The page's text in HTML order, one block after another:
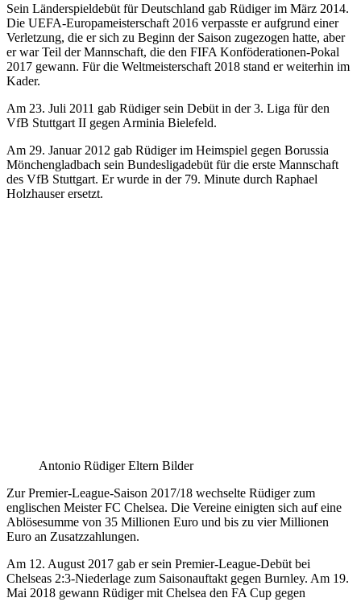
Sein Länderspieldebüt für Deutschland gab Rüdiger im März 2014.
Die UEFA-Europameisterschaft 2016 verpasste er aufgrund einer
Verletzung, die er sich zu Beginn der Saison zugezogen hatte, aber
er war Teil der Mannschaft, die den FIFA Konföderationen-Pokal
2017 gewann. Für die Weltmeisterschaft 2018 stand er weiterhin im
Kader.
Am 23. Juli 2011 gab Rüdiger sein Debüt in der 3. Liga für den
VfB Stuttgart II gegen Arminia Bielefeld.
Am 29. Januar 2012 gab Rüdiger im Heimspiel gegen Borussia
Mönchengladbach sein Bundesligadebüt für die erste Mannschaft
des VfB Stuttgart. Er wurde in der 79. Minute durch Raphael
Holzhauser ersetzt.
Antonio Rüdiger Eltern Bilder
Zur Premier-League-Saison 2017/18 wechselte Rüdiger zum
englischen Meister FC Chelsea. Die Vereine einigten sich auf eine
Ablösesumme von 35 Millionen Euro und bis zu vier Millionen
Euro an Zusatzzahlungen.
Am 12. August 2017 gab er sein Premier-League-Debüt bei
Chelseas 2:3-Niederlage zum Saisonauftakt gegen Burnley. Am 19.
Mai 2018 gewann Rüdiger mit Chelsea den FA Cup gegen